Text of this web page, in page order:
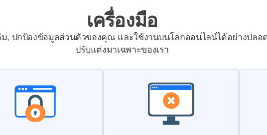
เครื่องมือ
ม, ปกป้องข้อมูลส่วนตัวของคุณ และใช้งานบนโลกออนไลน์ได้อย่างปลอ
ปรับแต่งมาเฉพาะของเรา